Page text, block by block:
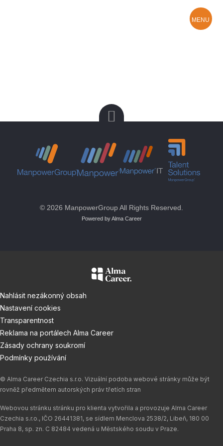
MENU
© 2026 ManpowerGroup All Rights Reserved.
Powered by Alma Career
Nahlásit nezákonný obsah
Nastavení cookies
Transparentnost
Reklama na portálech Alma Career
Zásady ochrany soukromí
Podmínky používání
© Alma Career Czechia s.r.o. Vizuální podoba webové stránky může být
rovněž předmětem autorských práv třetích stran
Webovou stránku stránku pro klienta vytvořila a provozuje Alma Career
Czechia s.r.o., IČO 26441381, se sídlem Menclova 2538/2, Libeň, 180 00
Praha 8, sp. zn. C 82484 vedená u Městského soudu v Praze.